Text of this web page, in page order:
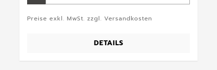
Preise exkl. MwSt. zzgl. Versandkosten
DETAILS